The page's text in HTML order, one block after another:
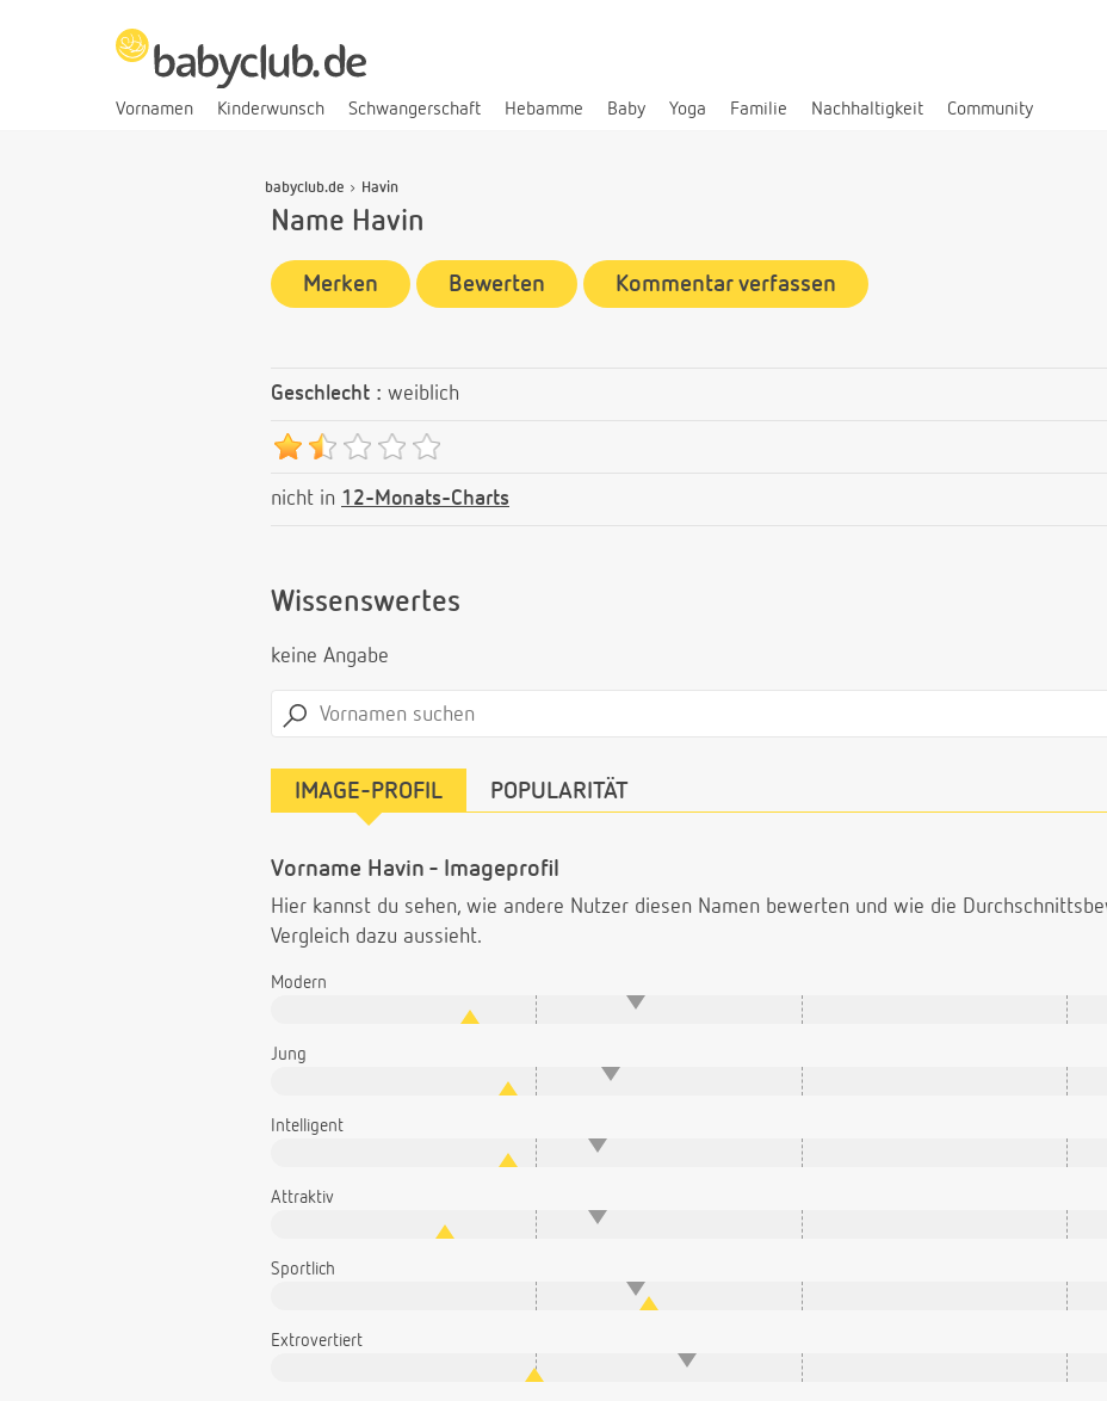
Vornamen Kinderwunsch Schwangerschaft Hebamme Baby Yoga Familie Nachhaltigkeit Community
babyclub.de Havin
Name Havin
Merken Bewerten Kommentar verfassen
Geschlecht : weiblich
nicht in 12-Monats-Charts
Wissenswertes
keine Angabe
IMAGE-PROFIL POPULARITÄT
Vorname Havin - Imageprofil
Hier kannst du sehen, wie andere Nutzer diesen Namen bewerten und wie die
Vergleich dazu aussieht.
Modern
Jung
Intelligent
Attraktiv
Sportlich
Extrovertiert